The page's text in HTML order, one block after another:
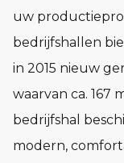
uw
bedrijfshallen
in 2015 nieuw
waarvan ca. 167
bedrijfshal
modern,